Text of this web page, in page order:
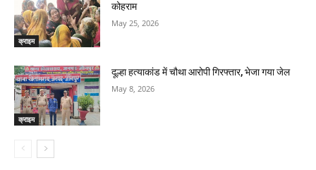
क्राइम
कोहराम
May 25, 2026
क्राइम
दूल्हा हत्याकांड में चौथा आरोपी गिरफ्तार, भेजा गया जेल
May 8, 2026